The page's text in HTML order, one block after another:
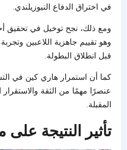
في اختراق الدفاع النيوزيلندي.
ومع ذلك، نجح توخيل في تحقيق
وهو تقييم جاهزية اللاعبين
قبل انطلاق البطولة.
كما أن استمرار هاري كين في
عنصرًا مهمًا من الثقة
المقبلة.
تأثير النتيجة على